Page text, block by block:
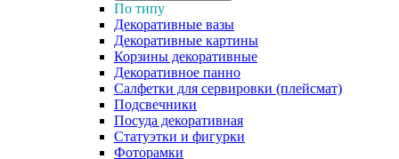
По типу
Декоративные вазы
Декоративные картины
Корзины декоративные
Декоративное панно
Салфетки для сервировки (плейсмат)
Подсвечники
Посуда декоративная
Статуэтки и фигурки
Фоторамки